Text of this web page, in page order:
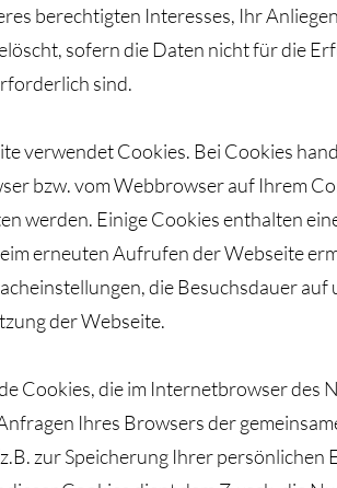
berechtigten Interesses, Ihr
sofern die Daten nicht für die
sind.
verwendet Cookies. Bei Cookies
bzw. vom Webbrowser auf Ihrem
werden. Einige Cookies enthalten
erneuten Aufrufen der Webseite
die Besuchsdauer
der Webseite.
Cookies, die im Internetbrowser des
Ihres Browsers der
zur Speicherung Ihrer persönlichen